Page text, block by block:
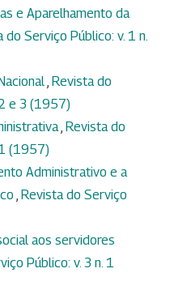
e Aparelhamento da
do Serviço Público: v. 1 n.
, Revista do
e 3 (1957)
, Revista do
(1957)
Administrativo e a
, Revista do Serviço
aos servidores
Público: v. 3 n. 1